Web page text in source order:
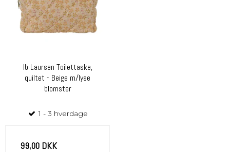
Ib Laursen Toilettaske,
quiltet - Beige m/lyse
blomster
1 - 3 hverdage
99,00 DKK